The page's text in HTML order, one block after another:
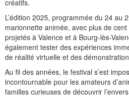
créatifs.
L’édition 2025, programmée du 24 au
marionnette animée, avec plus de
projetés à Valence et à Bourg-lès-
également tester des expériences
de réalité virtuelle et des
Au fil des années, le festival s’est
incontournable pour les amateurs
familles curieuses de découvrir